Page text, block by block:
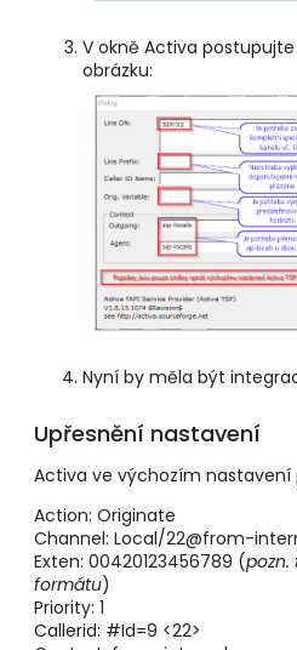
V okně Activa
obrázku:
Nyní by měla být
Upřesnění nastavení
Activa ve výchozím nastavení
Action: Originate
Channel: Local/22@from-
Exten: 00420123456789 (
formátu)
Priority: 1
Callerid: #Id=9 <22>